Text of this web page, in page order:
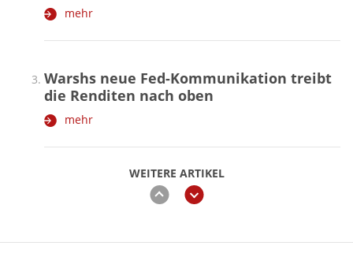
WEITERE ARTIKEL
zurückweiter
mehr
Warshs neue Fed-Kommunikation treibt
die Renditen nach oben
mehr